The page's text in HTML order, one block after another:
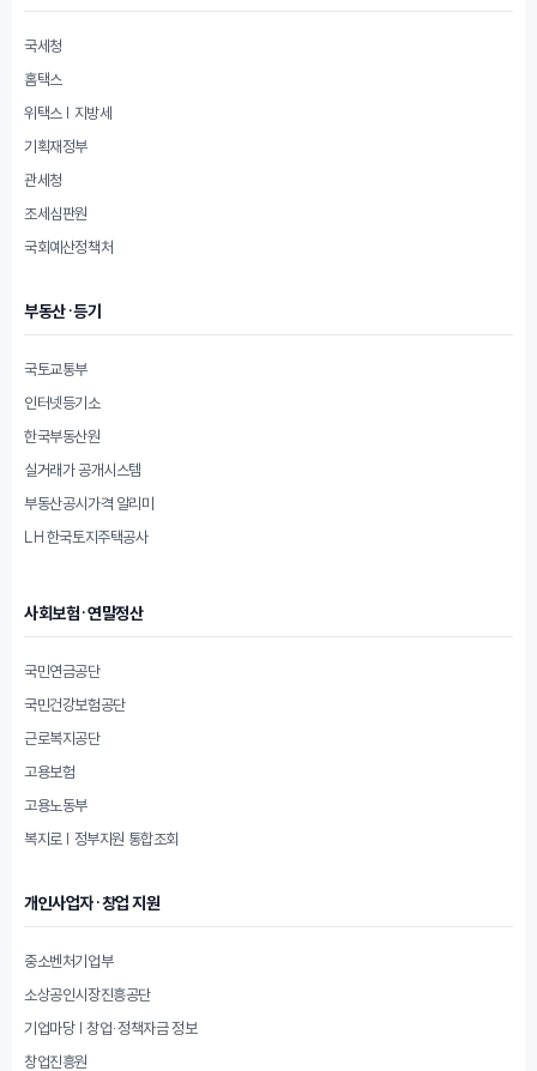
국세청
홈택스
위택스 | 지방세
기획재정부
관세청
조세심판원
국회예산정책처
부동산·등기
국토교통부
인터넷등기소
한국부동산원
실거래가 공개시스템
부동산공시가격 알리미
LH 한국토지주택공사
사회보험·연말정산
국민연금공단
국민건강보험공단
근로복지공단
고용보험
고용노동부
복지로 | 정부지원 통합조회
개인사업자·창업 지원
중소벤처기업부
소상공인시장진흥공단
기업마당 | 창업·정책자금 정보
창업진흥원